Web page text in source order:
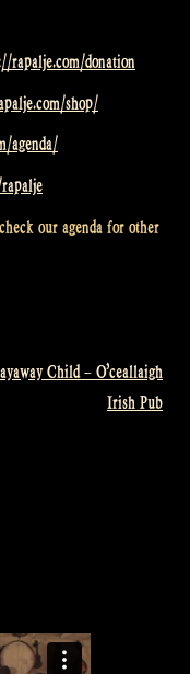
rapalje.com/donation
shop/
agenda/
our agenda for other
Child – O’ceallaigh
Irish Pub